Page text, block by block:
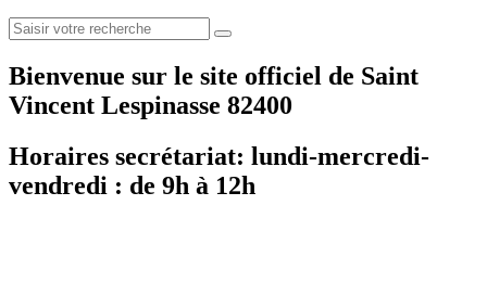
Bienvenue sur le site officiel de Saint
Vincent Lespinasse 82400
Horaires secrétariat: lundi-mercredi-
vendredi : de 9h à 12h